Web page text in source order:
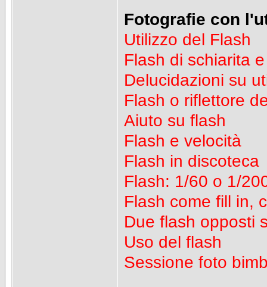
Fotografie con
Utilizzo del Flash
Flash di schiarita
Delucidazioni su
Flash o riflettore
Aiuto su flash
Flash e velocità
Flash in discoteca
Flash: 1/60 o 1/
Flash come fill in,
Due flash opposti
Uso del flash
Sessione foto